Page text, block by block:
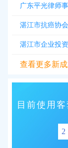
广东平光律师
湛江市抗癌协会
湛江市企业投
查看更多新
目前使用
2